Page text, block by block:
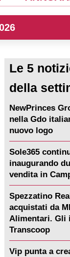
Le 5
della
NewPrinces
nella Gdo
nuovo logo
Sole365
inaugurando
vendita in
Spezzatino
acquistati da
Alimentari. Gli
Transcoop
Vip punta a